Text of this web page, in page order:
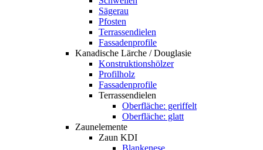
Sägerau
Pfosten
Terrassendielen
Fassadenprofile
Kanadische Lärche / Douglasie
Konstruktionshölzer
Profilholz
Fassadenprofile
Terrassendielen
Oberfläche: geriffelt
Oberfläche: glatt
Zaunelemente
Zaun KDI
Blankenese